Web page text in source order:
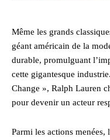
Même les grands
géant américain de la
durable, promulguant
cette gigantesque
Change », Ralph Lauren
pour devenir un acteur
Parmi les actions menées,